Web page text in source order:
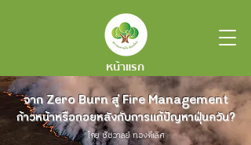
หน้าแรก
จาก Zero Burn สู่ Fire Management
ก้าวหน้าหรือถอยหลังกับการแก้ปัญหาฝุ่นควัน?
โดย ชัชวาลย์ ทองดีเลิศ